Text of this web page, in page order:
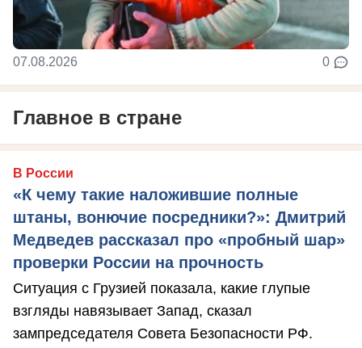
07.08.2026 0
Главное в стране
В России
«К чему такие наложившие полные
штаны, вонючие посредники?»: Дмитрий
Медведев рассказал про «пробный шар»
проверки России на прочность
Ситуация с Грузией показала, какие глупые
взгляды навязывает Запад, сказал
зампредседателя Совета Безопасности РФ.